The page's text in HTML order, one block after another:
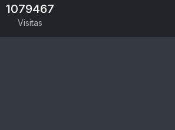
1079467
Visitas